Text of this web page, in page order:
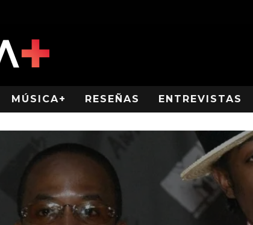
MÚSICA+ RESEÑAS ENTREVISTAS